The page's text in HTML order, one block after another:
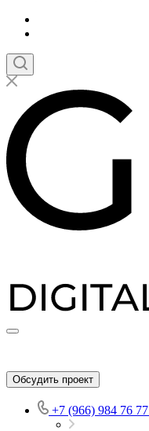
Обсудить проект
+7 (966) 984 76 77